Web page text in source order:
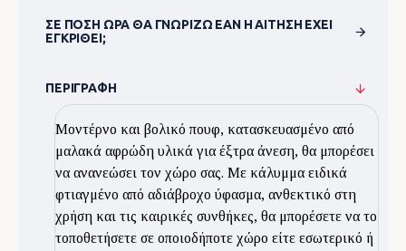
ΣΕ ΠΌΣΗ ΏΡΑ ΘΑ ΓΝΩΡΊΖΩ ΕΆΝ Η ΑΊΤΗΣΗ ΈΧΕΙ
ΕΓΚΡΙΘΕΊ;
ΠΕΡΙΓΡΑΦΉ
Μοντέρνο και βολικό πουφ, κατασκευασμένο από
μαλακά αφρώδη υλικά για έξτρα άνεση, θα μπορέσει
να ανανεώσει τον χώρο σας. Με κάλυμμα ειδικά
φτιαγμένο από αδιάβροχο ύφασμα, ανθεκτικό στη
χρήση και τις καιρικές συνθήκες, θα μπορέσετε να το
τοποθετήσετε σε οποιοδήποτε χώρο είτε εσωτερικό ή